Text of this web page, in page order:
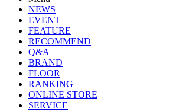
NEWS
EVENT
FEATURE
RECOMMEND
Q&A
BRAND
FLOOR
RANKING
ONLINE STORE
SERVICE